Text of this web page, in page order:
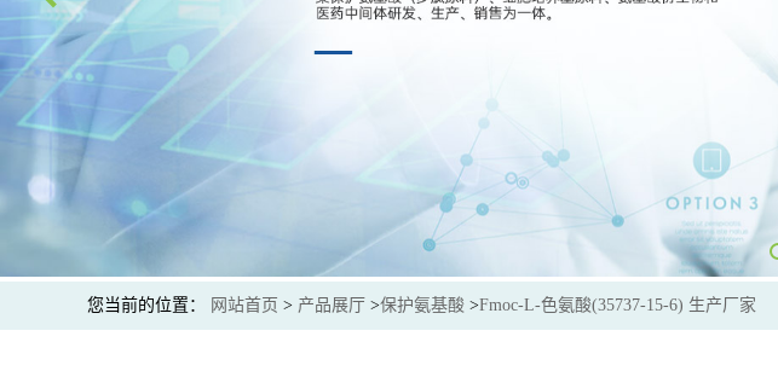
您当前的位置： 网站首页 > 产品展厅 >保护氨基酸 >Fmoc-L-色氨酸(35737-15-6) 生产厂家